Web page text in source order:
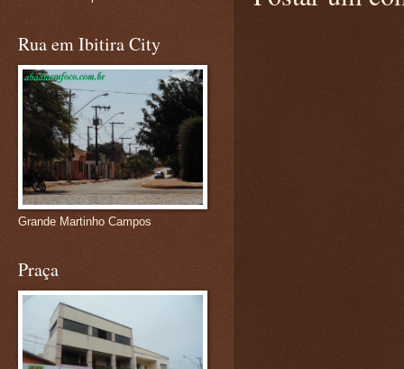
Rua em Ibitira City
Grande Martinho Campos
Praça